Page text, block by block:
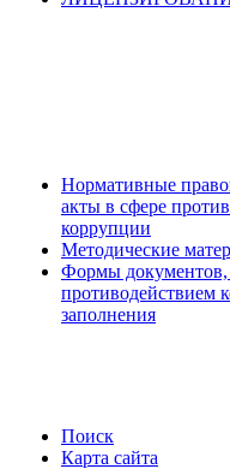
Нормативные
акты в сфере
коррупции
Методические
Формы документов,
противодействием
заполнения
Поиск
Карта сайта